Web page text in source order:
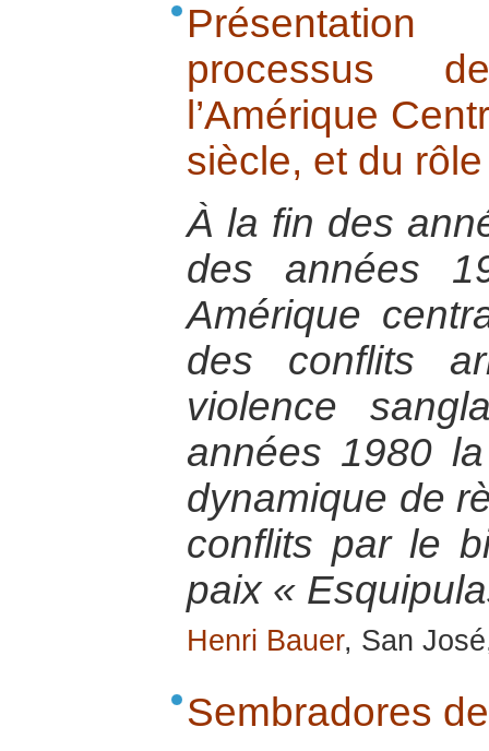
processus
l’Amérique
siècle, et du
À la fin des
des années
Amérique
des conflits
violence
années 1980
dynamique de
conflits par le
paix «
Henri Bauer, San
Sembradores